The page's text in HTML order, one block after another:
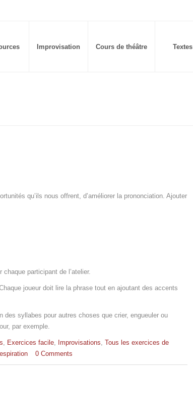
Improvisation Cours de théâtre Textes
qu’ils nous offrent, d’améliorer la prononciation. Ajouter
participant de l’atelier.
joueur doit lire la phrase tout en ajoutant des accents
des syllabes pour autres choses que crier, engueuler ou
par exemple.
, Exercices facile, Improvisations, Tous les exercices de
0 Comments